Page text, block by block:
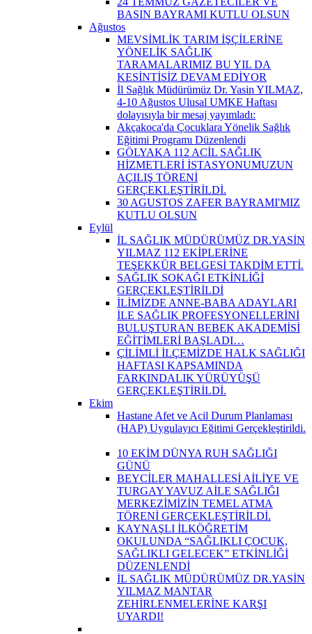
BASIN BAYRAMI KUTLU OLSUN
Ağustos
MEVSİMLİK TARIM İŞÇİLERİNE
YÖNELİK SAĞLIK
TARAMALARIMIZ BU YIL DA
KESİNTİSİZ DEVAM EDİYOR
İl Sağlık Müdürümüz Dr. Yasin YILMAZ,
4-10 Ağustos Ulusal UMKE Haftası
dolayısıyla bir mesaj yayımladı:
Akçakoca'da Çocuklara Yönelik Sağlık
Eğitimi Programı Düzenlendi
GÖLYAKA 112 ACİL SAĞLIK
HİZMETLERİ İSTASYONUMUZUN
AÇILIŞ TÖRENİ
GERÇEKLEŞTİRİLDİ.
30 AGUSTOS ZAFER BAYRAMI'MIZ
KUTLU OLSUN
Eylül
İL SAĞLIK MÜDÜRÜMÜZ DR.YASİN
YILMAZ 112 EKİPLERİNE
TEŞEKKÜR BELGESİ TAKDİM ETTİ.
SAĞLIK SOKAĞI ETKİNLİĞİ
GERÇEKLEŞTİRİLDİ
İLİMİZDE ANNE-BABA ADAYLARI
İLE SAĞLIK PROFESYONELLERİNİ
BULUŞTURAN BEBEK AKADEMİSİ
EĞİTİMLERİ BAŞLADI…
ÇİLİMLİ İLÇEMİZDE HALK SAĞLIĞI
HAFTASI KAPSAMINDA
FARKINDALIK YÜRÜYÜŞÜ
GERÇEKLEŞTİRİLDİ.
Ekim
Hastane Afet ve Acil Durum Planlaması
(HAP) Uygulayıcı Eğitimi Gerçekleştirildi.
10 EKİM DÜNYA RUH SAĞLIĞI
GÜNÜ
BEYCİLER MAHALLESİ AİLİYE VE
TURGAY YAVUZ AİLE SAĞLIĞI
MERKEZİMİZİN TEMEL ATMA
TÖRENİ GERÇEKLEŞTİRİLDİ.
KAYNAŞLI İLKÖĞRETİM
OKULUNDA “SAĞLIKLI ÇOCUK,
SAĞLIKLI GELECEK” ETKİNLİĞİ
DÜZENLENDİ
İL SAĞLIK MÜDÜRÜMÜZ DR.YASİN
YILMAZ MANTAR
ZEHİRLENMELERİNE KARŞI
UYARDI!